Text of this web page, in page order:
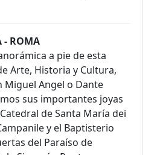
- ROMA
a pie de esta
Arte, Historia y Cultura,
Angel o Dante
sus importantes joyas
de Santa María dei
y el Baptisterio
del Paraíso de